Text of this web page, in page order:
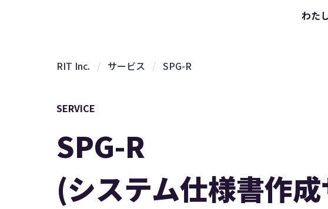
わた
RIT Inc. サービス SPG-R
SERVICE
SPG-R
(システム仕様書作